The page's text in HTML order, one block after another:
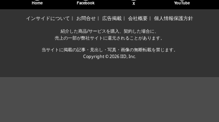
Home Facebook X YouTube
インサイドについて お問合せ 広告掲載 会社概要 個人情報保護方針
紹介した商品/サービスを購入、契約した場合に、
売上の一部が弊社サイトに還元されることがあります。
当サイトに掲載の記事・見出し・写真・画像の無断転載を禁じます。
Copyright © 2026 IID, Inc.